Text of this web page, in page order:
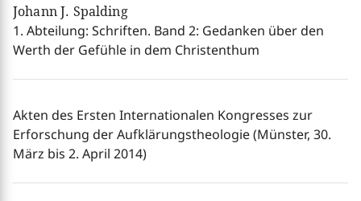
Johann J. Spalding
1. Abteilung: Schriften. Band 2: Gedanken über den
Werth der Gefühle in dem Christenthum
Akten des Ersten Internationalen Kongresses zur
Erforschung der Aufklärungstheologie (Münster, 30.
März bis 2. April 2014)